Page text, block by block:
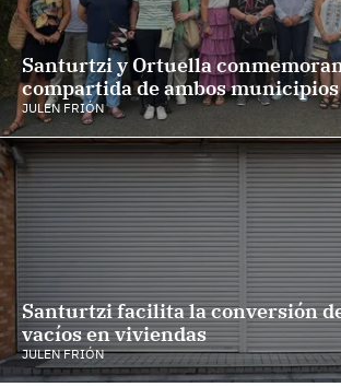
Santurtzi y Ortuella
compartida de ambos municipios
JULEN FRIÓN
Santurtzi facilita la conversión
vacíos en viviendas
JULEN FRIÓN